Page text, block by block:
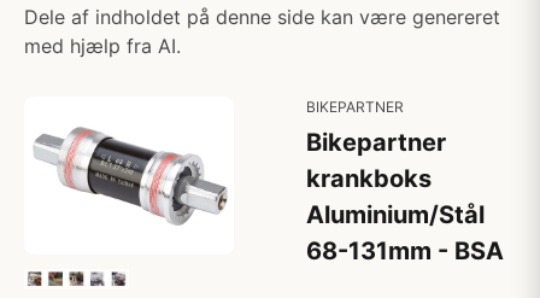
Dele af indholdet på denne side kan være genereret
med hjælp fra AI.
BIKEPARTNER
Bikepartner
krankboks
Aluminium/Stål
68-131mm - BSA